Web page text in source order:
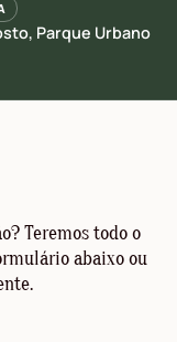
Parque Urbano
Teremos todo o
abaixo ou